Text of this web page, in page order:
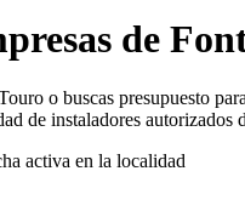
de
o buscas presupuesto
de instaladores autorizados
activa en la localidad